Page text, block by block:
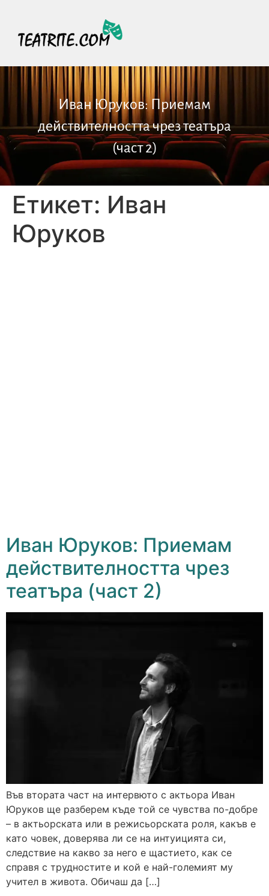
Иван Юруков: Приемам
действителността чрез театъра
(част 2)
Етикет: Иван
Юруков
Иван Юруков: Приемам
действителността чрез
театъра (част 2)
Във втората част на интервюто с актьора Иван
Юруков ще разберем къде той се чувства по-добре
– в актьорската или в режисьорската роля, какъв е
като човек, доверява ли се на интуицията си,
следствие на какво за него е щастието, как се
справя с трудностите и кой е най-големият му
учител в живота. Обичаш да […]